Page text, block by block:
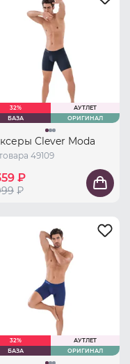
32%
АУТЛЕТ
БАЗА
ОРИГИНАЛ
Clever Moda
49109
₽
₽
32%
АУТЛЕТ
БАЗА
ОРИГИНАЛ